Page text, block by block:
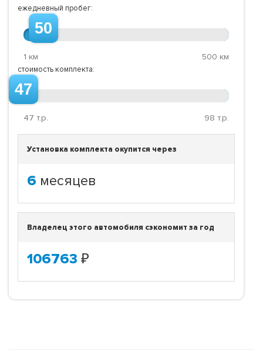
ежедневный пробег:
50
1 км 500 км
стоимость комплекта:
47
47 т.р. 98 т.р.
Установка комплекта окупится через
6 месяцев
Владелец этого автомобиля сэкономит за год
106763 ₽